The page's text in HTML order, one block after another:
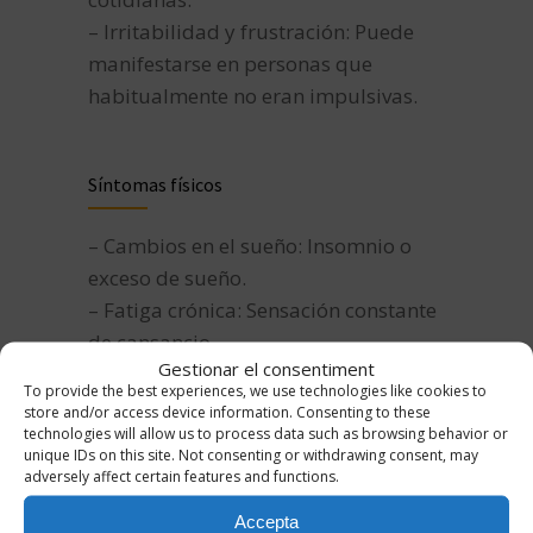
Gestionar el consentiment
To provide the best experiences, we use technologies like cookies to
store and/or access device information. Consenting to these
technologies will allow us to process data such as browsing behavior or
unique IDs on this site. Not consenting or withdrawing consent, may
adversely affect certain features and functions.
Accepta
– Irritabilidad y frustración: Puede
manifestarse en personas que
habitualmente no eran impulsivas.
Síntomas físicos
– Cambios en el sueño: Insomnio o
exceso de sueño.
– Fatiga crónica: Sensación constante
de cansancio.
– Cambios en el apetito: Aumento o
pérdida significativa de peso.